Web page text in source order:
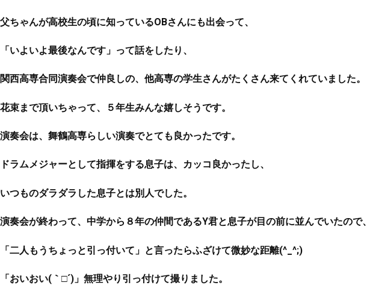
父ちゃんが高校生の頃に知っているOBさんにも出会って、
「いよいよ最後なんです」って話をしたり、
関西高専合同演奏会で仲良しの、他高専の学生さんがたくさん来てくれていました。
花束まで頂いちゃって、５年生みんな嬉しそうです。
演奏会は、舞鶴高専らしい演奏でとても良かったです。
ドラムメジャーとして指揮をする息子は、カッコ良かったし、
いつものダラダラした息子とは別人でした。
演奏会が終わって、中学から８年の仲間であるY君と息子が目の前に並んでいたので、
「二人もうちょっと引っ付いて」と言ったらふざけて微妙な距離(^_^;)
「おいおい(｀□´)」無理やり引っ付けて撮りました。